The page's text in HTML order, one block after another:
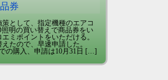
品券
として、指定機種のエアコ
明の買い替えで商品券をい
ミポイントをいただける。
たので、早速申請した。
の購入、申請は10月31日 […]